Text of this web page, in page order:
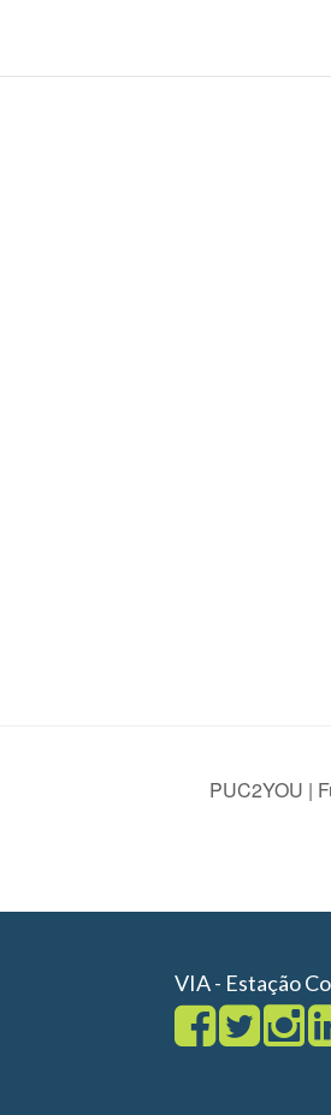
PUC2YOU |
VIA - Estação